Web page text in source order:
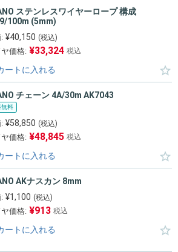
ステンレスワイヤーロープ 構成
100m (5mm)
¥40,150 (税込)
ヤ価格: ¥33,324 税込
ートに入れる
チェーン 4A/30m AK7043
無料
¥58,850 (税込)
ヤ価格: ¥48,845 税込
ートに入れる
AKナスカン 8mm
¥1,100 (税込)
ヤ価格: ¥913 税込
ートに入れる